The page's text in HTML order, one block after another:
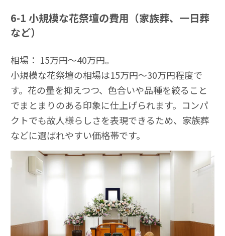
6-1 小規模な花祭壇の費用（家族葬、一日葬
など）
相場： 15万円〜40万円。
小規模な花祭壇の相場は15万円〜30万円程度で
す。花の量を抑えつつ、色合いや品種を絞ること
でまとまりのある印象に仕上げられます。コンパ
クトでも故人様らしさを表現できるため、家族葬
などに選ばれやすい価格帯です。